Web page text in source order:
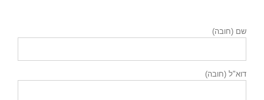
שם (חובה)
דוא"ל (חובה)